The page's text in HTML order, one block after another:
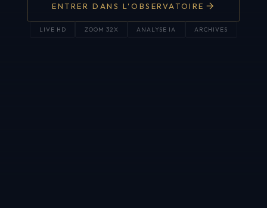
ENTRER DANS L'OBSERVATOIRE
LIVE HD ZOOM 32X ANALYSE IA ARCHIVES